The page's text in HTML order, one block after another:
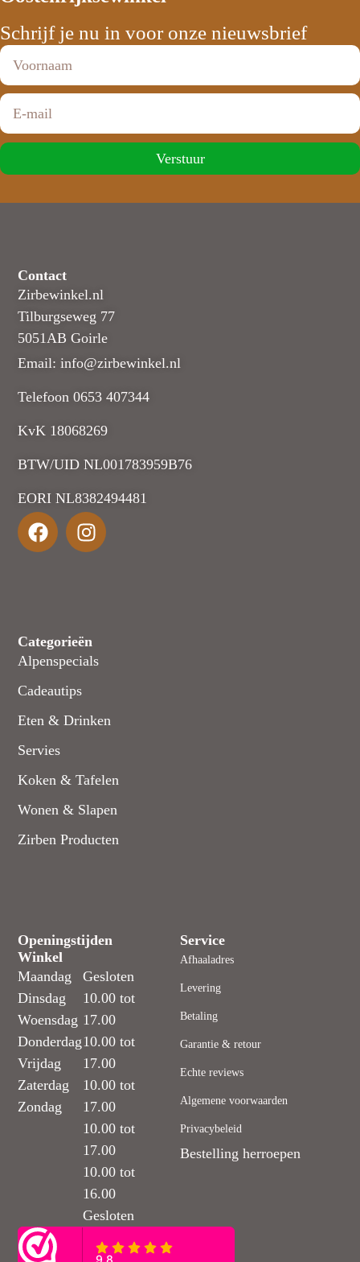
Schrijf je nu in voor onze nieuwsbrief
Verstuur
Contact
Zirbewinkel.nl
Tilburgseweg 77
5051AB Goirle
Email: info@zirbewinkel.nl
Telefoon 0653 407344
KvK 18068269
BTW/UID NL001783959B76
EORI NL8382494481
Categorieën
Alpenspecials
Cadeautips
Eten & Drinken
Servies
Koken & Tafelen
Wonen & Slapen
Zirben Producten
Openingstijden
Winkel
Maandag
Dinsdag
Woensdag
Donderdag
Vrijdag
Zaterdag
Zondag
Gesloten
10.00 tot
17.00
10.00 tot
17.00
10.00 tot
17.00
10.00 tot
17.00
10.00 tot
16.00
Gesloten
Service
Afhaaladres
Levering
Betaling
Garantie & retour
Echte reviews
Algemene voorwaarden
Privacybeleid
Bestelling herroepen